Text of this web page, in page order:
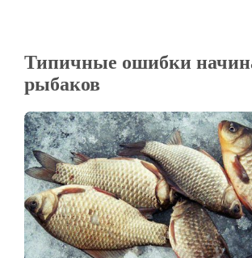
Типичные ошибки
рыбаков